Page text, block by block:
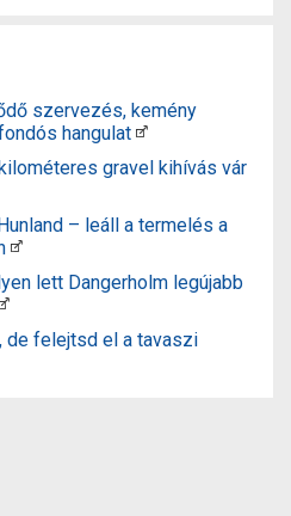
szervezés, kemény
hangulat
gravel kihívás vár
– leáll a termelés a
lett Dangerholm legújabb
de felejtsd el a tavaszi